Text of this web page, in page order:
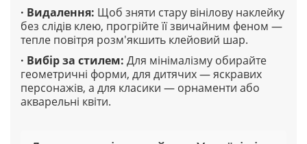
· Видалення: Щоб зняти стару вінілову наклейку
без слідів клею, прогрійте її звичайним феном —
тепле повітря розм'якшить клейовий шар.
· Вибір за стилем: Для мінімалізму обирайте
геометричні форми, для дитячих — яскравих
персонажів, а для класики — орнаменти або
акварельні квіти.